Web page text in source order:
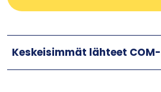
Keskeisimmät lähteet